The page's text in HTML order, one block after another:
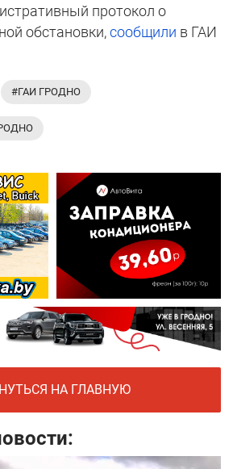
протокол о
обстановки,сообщили в ГАИ
#ГАИ ГРОДНО
НА ГЛАВНУЮ